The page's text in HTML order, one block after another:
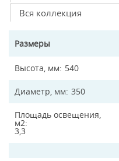
Вся коллекция
Размеры
Высота, мм 540
Диаметр, мм 350
Площадь освещения,
м2
3,3